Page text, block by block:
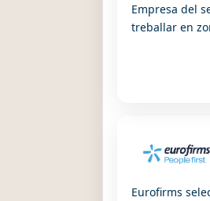
Empresa del
treballar en
Eurofirms